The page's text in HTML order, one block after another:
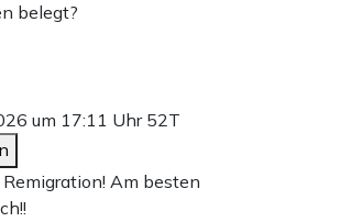
belegt?
um 17:11 Uhr 52T
Am besten